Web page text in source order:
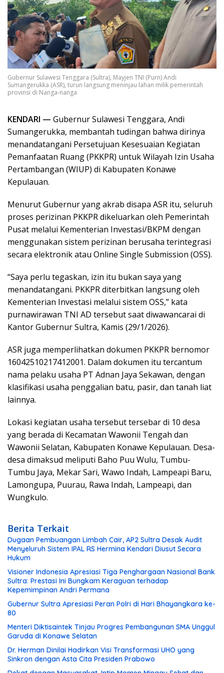
Gubernur Sulawesi Tenggara (Sultra), Mayjen TNI (Purn) Andi
Sumangerukka (ASR), turun langsung meninjau lahan milik pemerintah
provinsi di Nanga-nanga
KENDARI — Gubernur Sulawesi Tenggara, Andi
Sumangerukka, membantah tudingan bahwa dirinya
menandatangani Persetujuan Kesesuaian Kegiatan
Pemanfaatan Ruang (PKKPR) untuk Wilayah Izin Usaha
Pertambangan (WIUP) di Kabupaten Konawe
Kepulauan.
Menurut Gubernur yang akrab disapa ASR itu, seluruh
proses perizinan PKKPR dikeluarkan oleh Pemerintah
Pusat melalui Kementerian Investasi/BKPM dengan
menggunakan sistem perizinan berusaha terintegrasi
secara elektronik atau Online Single Submission (OSS).
“Saya perlu tegaskan, izin itu bukan saya yang
menandatangani. PKKPR diterbitkan langsung oleh
Kementerian Investasi melalui sistem OSS,” kata
purnawirawan TNI AD tersebut saat diwawancarai di
Kantor Gubernur Sultra, Kamis (29/1/2026).
ASR juga memperlihatkan dokumen PKKPR bernomor
16042510217412001. Dalam dokumen itu tercantum
nama pelaku usaha PT Adnan Jaya Sekawan, dengan
klasifikasi usaha penggalian batu, pasir, dan tanah liat
lainnya.
Lokasi kegiatan usaha tersebut tersebar di 10 desa
yang berada di Kecamatan Wawonii Tengah dan
Wawonii Selatan, Kabupaten Konawe Kepulauan. Desa-
desa dimaksud meliputi Baho Puu Wulu, Tumbu-
Tumbu Jaya, Mekar Sari, Wawo Indah, Lampeapi Baru,
Lamongupa, Puurau, Rawa Indah, Lampeapi, dan
Wungkulo.
Berita Terkait
Dugaan Pembuangan Limbah Cair, AP2 Sultra Desak Audit
Menyeluruh Sistem IPAL RS Hermina Kendari Diusut Secara
Hukum
Visioner Indonesia Apresiasi Tiga Penghargaan Nasional Bank
Sultra: Prestasi Ini Bungkam Keraguan terhadap
Kepemimpinan Andri Permana
Gubernur Sultra Apresiasi Peran Polri di Hari Bhayangkara ke-
80
Menteri Diktisaintek Tinjau Progres Pembangunan SMA Unggul
Garuda di Konawe Selatan
Dr. Herman Dinilai Hadirkan Visi Transformasi UHO yang
Sinkron dengan Asta Cita Presiden Prabowo